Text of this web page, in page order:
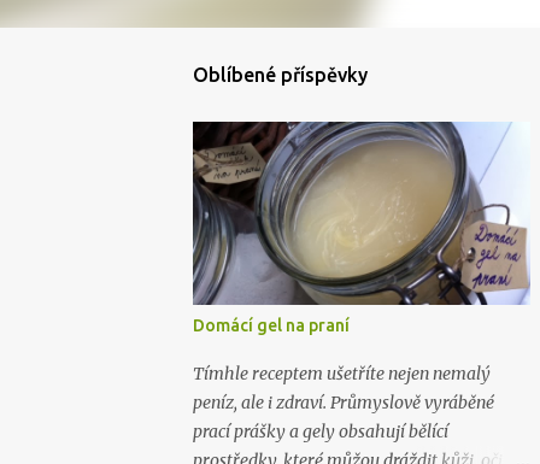
Oblíbené příspěvky
Domácí gel na praní
Tímhle receptem ušetříte nejen nemalý
peníz, ale i zdraví. Průmyslově vyráběné
prací prášky a gely obsahují bělící